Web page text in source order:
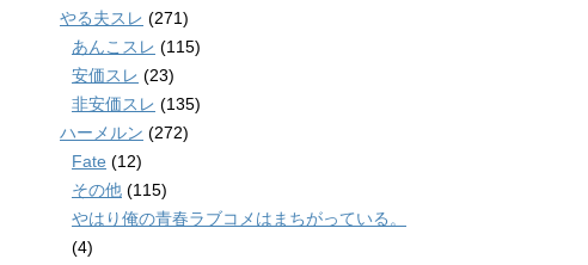
やる夫スレ (271)
あんこスレ (115)
安価スレ (23)
非安価スレ (135)
ハーメルン (272)
Fate (12)
その他 (115)
やはり俺の青春ラブコメはまちがっている。
(4)